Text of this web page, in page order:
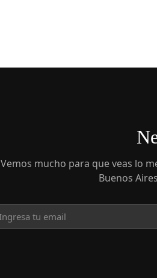
Vemos mucho para que veas lo
Buenos